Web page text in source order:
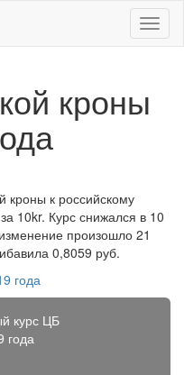
Меню
кроны
кроны к российскому
10kr. Курс снижался в 10
произошло 21
0,8059 руб.
года
курс ЦБ
года